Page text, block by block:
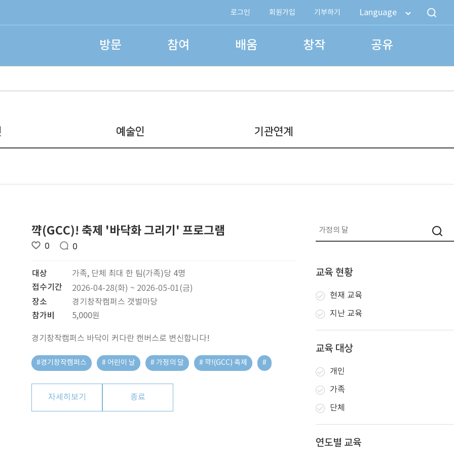
로그인 회원가입 기부하기 Language
방문 참여 배움 창작 공유
예술인 기관연계
꺅(GCC)! 축제 '바닥화 그리기' 프로그램
0 0
대상
가족, 단체 최대 한 팀(가족)당 4명
접수기간
2026-04-28(화) ~ 2026-05-01(금)
장소
경기창작캠퍼스 갯벌마당
참가비
5,000원
경기창작캠퍼스 바닥이 커다란 캔버스로 변신합니다!
#경기창작캠퍼스 # 어린이 날 # 가정의 달 # 꺅!(GCC) 축제 #
자세히보기 종료
교육 현황
현재 교육
지난 교육
교육 대상
개인
가족
단체
연도별 교육